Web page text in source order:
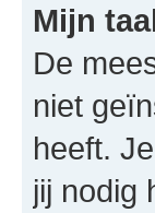
Mijn
De
niet
heeft.
jij nodig